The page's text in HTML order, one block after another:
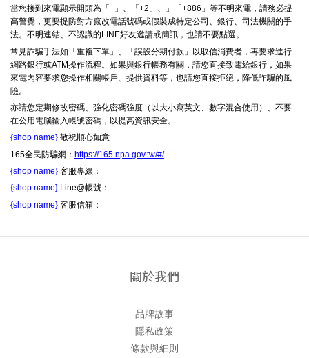
當您接到來電顯示開頭為「+」、「+2」、」「+886」等不明來電，請務必提
高警覺，更要提防對方竄改電話號碼或假裝成特定公司、銀行、司法機關的手
法。不明連結、不認識的LINE好友邀請或簡訊，也請不要點選。
常見詐騙手法如「重複下單」、「誤設分期付款」以取信消費者，再要求進行
網路銀行或ATM操作流程。如果與銀行帳務有關，請您直接致電給銀行，如果
來電內容要求您操作相關帳戶、提供資料等，也請您直接拒絕，降低詐騙的風
險。
亦請您定期修改密碼、強化密碼強度（以大小寫英文、數字混合使用）、不要
在公用電腦輸入帳號密碼，以提高資訊安全。
{shop name} 敬祝順心如意
165全民防騙網： https://165.npa.gov.tw/#/
{shop name} 客服專線：
{shop name} Line@帳號：
{shop name} 客服信箱：
關於我們
品牌故事
隱私政策
條款與細則